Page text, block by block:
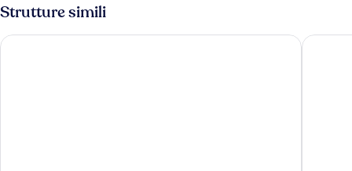
Strutture simili
Fly On Hotel Hotel